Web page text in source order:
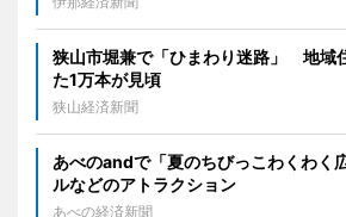
狭山市堀兼で「ひまわり迷路」 地域
た1万本が見頃
狭山経済新聞
あべのandで「夏のちびっこわくわ
ルなどのアトラクション
あべの経済新聞